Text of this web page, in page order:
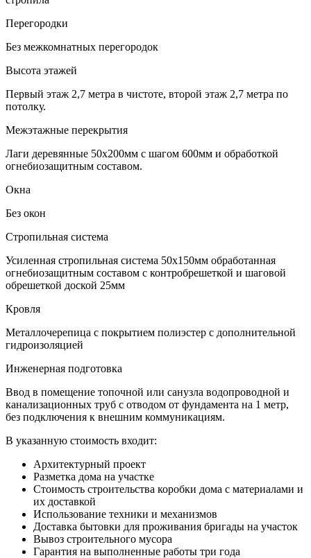
Перегородки
Без межкомнатных перегородок
Высота этажей
Первый этаж 2,7 метра в чистоте, второй этаж 2,7 метра по
потолку.
Межэтажные перекрытия
Лаги деревянные 50х200мм с шагом 600мм и обработкой
огнебиозащитным составом.
Окна
Без окон
Стропильная система
Усиленная стропильная система 50х150мм обработанная
огнебиозащитным составом с контробрешеткой и шаговой
обрешеткой доской 25мм
Кровля
Металлочерепица с покрытием полиэстер с дополнительной
гидроизоляцией
Инженерная подготовка
Ввод в помещение топочной или санузла водопроводной и
канализационных труб с отводом от фундамента на 1 метр,
без подключения к внешним коммуникациям.
В указанную стоимость входит:
Архитектурный проект
Разметка дома на участке
Стоимость строительства коробки дома с материалами и
их доставкой
Использование техники и механизмов
Доставка бытовки для проживания бригады на участок
Вывоз строительного мусора
Гарантия на выполненные работы три года